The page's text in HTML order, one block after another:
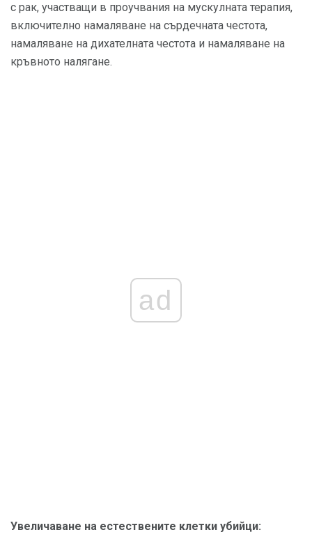
с рак, участващи в проучвания на мускулната терапия,
включително намаляване на сърдечната честота,
намаляване на дихателната честота и намаляване на
кръвното налягане.
ad
Увеличаване на естествените клетки убийци: